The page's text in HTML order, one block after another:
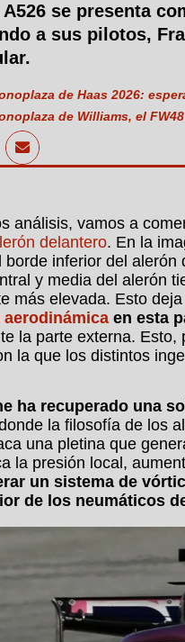
se presenta
a sus pilotos,
de Haas 2026:
de Williams, el FW48
análisis, vamos a
delantero. En la
inferior del
y media del alerón
más elevada. Esto
aerodinámica en esta
la parte externa.
la que los distintos
ha recuperado una
la filosofía de los
una pletina que
la presión local,
un sistema de
de los neumáticos